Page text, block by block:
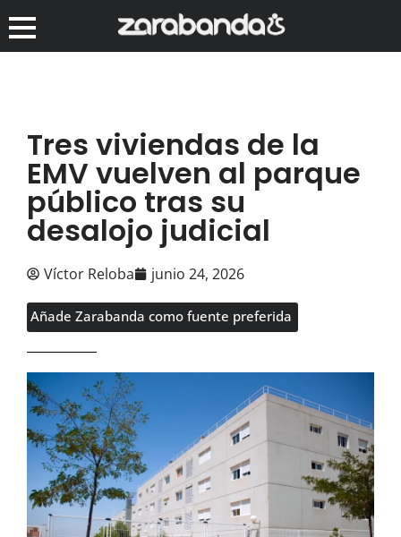
Tres viviendas de la
EMV vuelven al parque
público tras su
desalojo judicial
Víctor Reloba junio 24, 2026
Añade Zarabanda como fuente preferida